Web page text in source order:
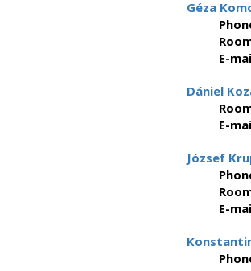
Géza
E-
Dániel
E-
József
E-